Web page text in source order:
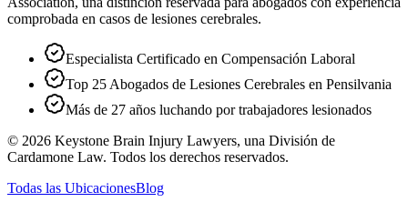
comprobada en casos de lesiones cerebrales.
Especialista Certificado en Compensación Laboral
Top 25 Abogados de Lesiones Cerebrales en Pensilvania
Más de 27 años luchando por trabajadores lesionados
© 2026 Keystone Brain Injury Lawyers, una División de
Cardamone Law. Todos los derechos reservados.
Todas las UbicacionesBlog